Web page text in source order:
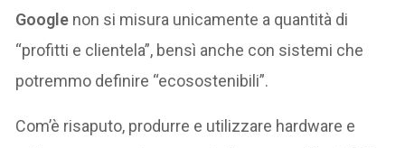
Google non si misura unicamente a quantità di
“profitti e clientela”, bensì anche con sistemi che
potremmo definire “ecosostenibili”.
Com’è risaputo, produrre e utilizzare hardware e